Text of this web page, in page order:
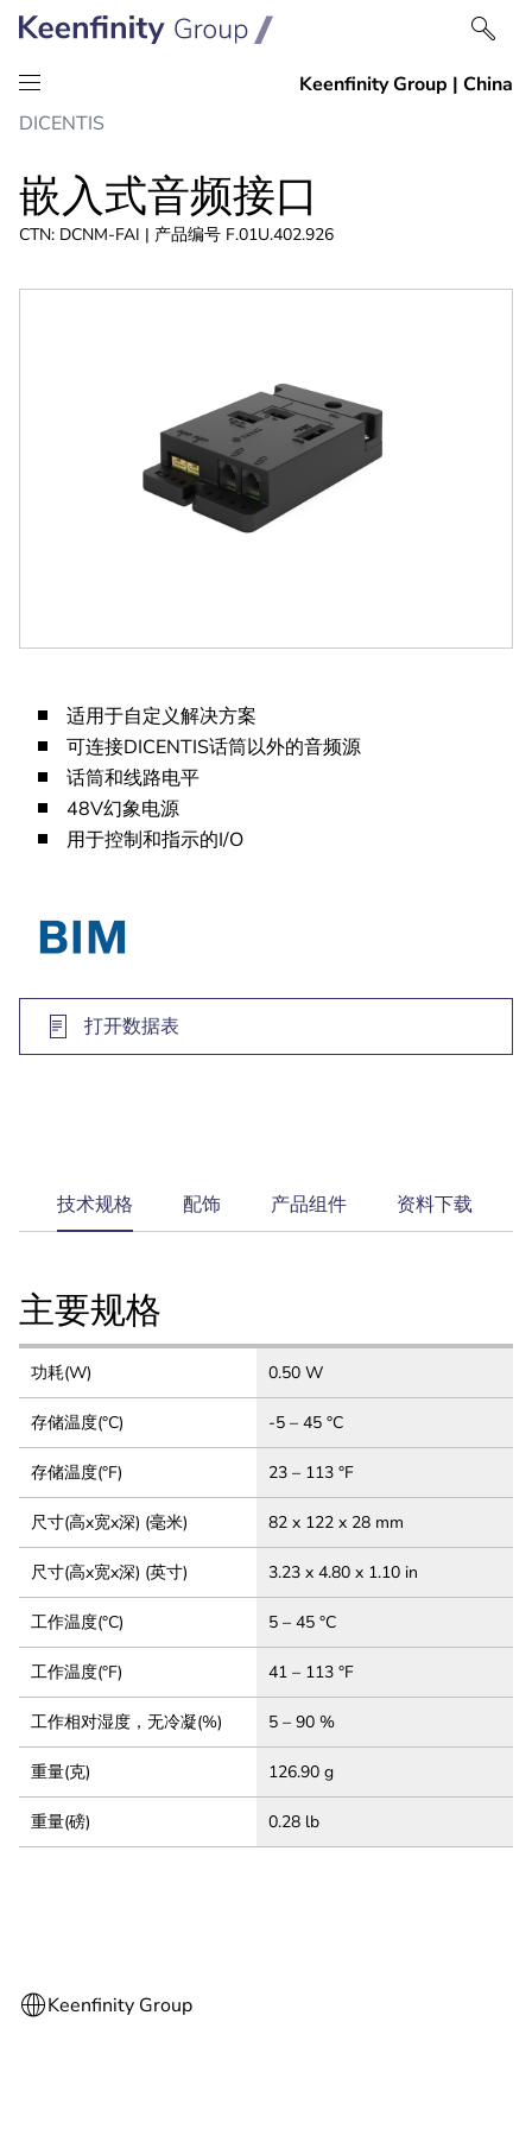
DICENTIS
嵌入式音频接口
CTN: DCNM-FAI | 产品编号 F.01U.402.926
适用于自定义解决方案
可连接DICENTIS话筒以外的音频源
话筒和线路电平
48V幻象电源
用于控制和指示的I/O
打开数据表
current
tab:
技术规格 配饰 产品组件 资料下载
主要规格
功耗(W) 0.50 W
存储温度(°C) -5 – 45 °C
存储温度(°F) 23 – 113 °F
尺寸(高x宽x深) (毫米) 82 x 122 x 28 mm
尺寸(高x宽x深) (英寸) 3.23 x 4.80 x 1.10 in
工作温度(°C) 5 – 45 °C
工作温度(°F) 41 – 113 °F
工作相对湿度，无冷凝(%) 5 – 90 %
重量(克) 126.90 g
重量(磅) 0.28 lb